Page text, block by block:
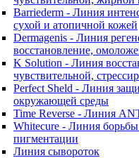
Barriederm - Линия
сухой и атопичной кожей
Dermagenis - Линия
восстановление,
K Solution - Линия
чувствительной,
Perfect Sheld - Линия
окружающей среды
Time Reverse - Линия
Whitecure - Линия
пигментации
Линия сывороток